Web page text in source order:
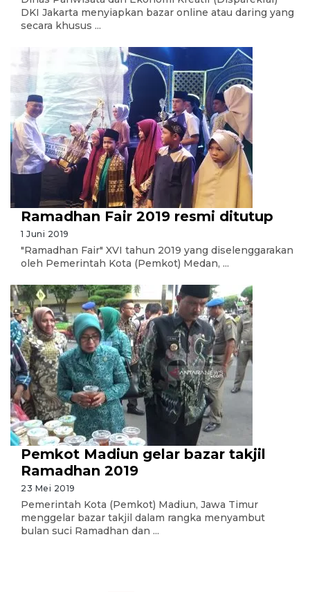
DKI Jakarta menyiapkan bazar online atau daring yang
secara khusus ...
Ramadhan Fair 2019 resmi ditutup
1 Juni 2019
"Ramadhan Fair" XVI tahun 2019 yang diselenggarakan
oleh Pemerintah Kota (Pemkot) Medan, ...
Pemkot Madiun gelar bazar takjil
Ramadhan 2019
23 Mei 2019
Pemerintah Kota (Pemkot) Madiun, Jawa Timur
menggelar bazar takjil dalam rangka menyambut
bulan suci Ramadhan dan ...